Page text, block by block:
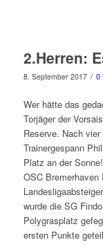
2.Herren:
8. September 2017 / 0
Wer hätte das
Torjäger der
Reserve. Nach
Trainergespann
Platz an der
OSC
wurde die SG
Polygrasplatz
ersten Punkte